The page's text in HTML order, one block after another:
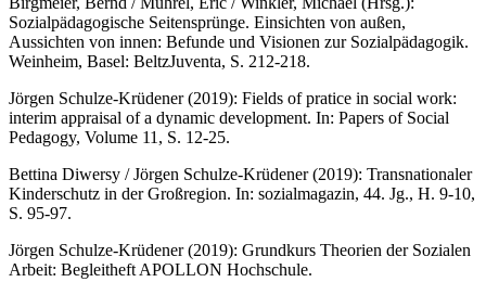
Sozialpädagogische Seitensprünge. Einsichten von außen,
Aussichten von innen: Befunde und Visionen zur Sozialpädagogik.
Weinheim, Basel: BeltzJuventa, S. 212-218.
Jörgen Schulze-Krüdener (2019): Fields of pratice in social work:
interim appraisal of a dynamic development. In: Papers of Social
Pedagogy, Volume 11, S. 12-25.
Bettina Diwersy / Jörgen Schulze-Krüdener (2019): Transnationaler
Kinderschutz in der Großregion. In: sozialmagazin, 44. Jg., H. 9-10,
S. 95-97.
Jörgen Schulze-Krüdener (2019): Grundkurs Theorien der Sozialen
Arbeit: Begleitheft APOLLON Hochschule.